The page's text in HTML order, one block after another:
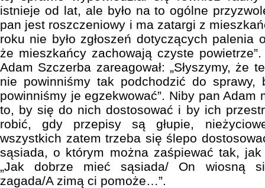
istnieje od lat, ale było na to ogólne
pan jest roszczeniowy i ma zatargi z
roku nie było zgłoszeń dotyczących palenia
że mieszkańcy zachowają czyste
Adam Szczerba zareagował: „Słyszymy, że
nie powinniśmy tak podchodzić do
powinniśmy je egzekwować”. Niby pan Adam
to, by się do nich dostosować i by ich
robić, gdy przepisy są głupie,
wszystkich zatem trzeba się ślepo
sąsiada, o którym można zaśpiewać tak, jak
„Jak dobrze mieć sąsiada/ On wiosną
zagada/A zimą ci pomoże…”.